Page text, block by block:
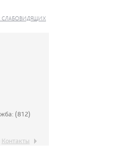
СЛАБОВИДЯЩИХ
(812)
Контакты